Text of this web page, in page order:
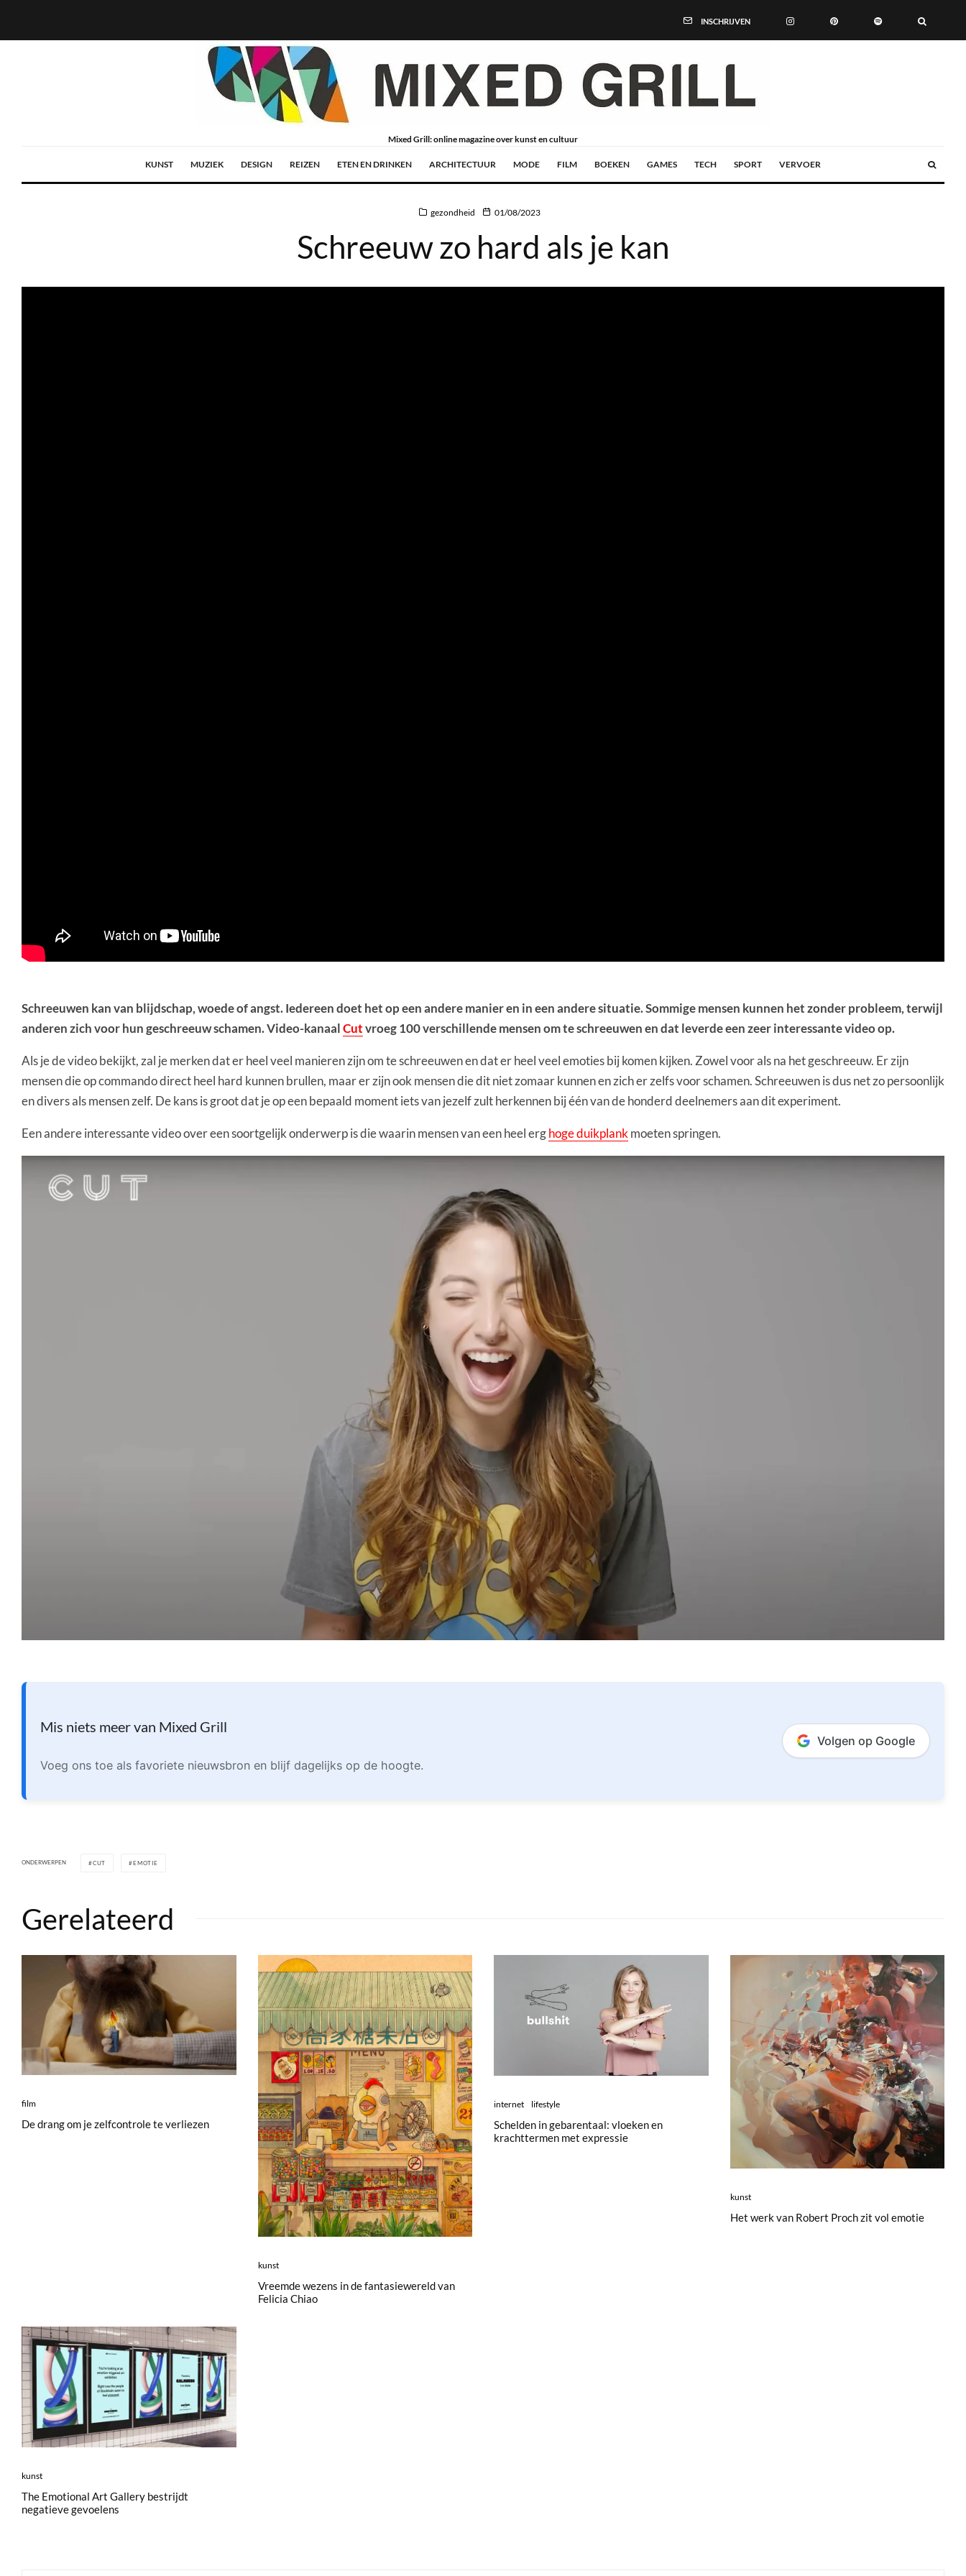
INSCHRIJVEN
Mixed Grill: online magazine over kunst en cultuur
KUNST MUZIEK DESIGN REIZEN ETEN EN DRINKEN ARCHITECTUUR MODE FILM BOEKEN GAMES TECH SPORT VERVOER
gezondheid 01/08/2023
Schreeuw zo hard als je kan
Schreeuwen kan van blijdschap, woede of angst. Iedereen doet het op een andere manier en in een andere situatie. Sommige mensen kunnen het zonder probleem, terwijl
anderen zich voor hun geschreeuw schamen. Video-kanaalCutvroeg 100 verschillende mensen om te schreeuwen en dat leverde een zeer interessante video op.
Als je de video bekijkt, zal je merken dat er heel veel manieren zijn om te schreeuwen en dat er heel veel emoties bij komen kijken. Zowel voor als na het geschreeuw. Er zijn
mensen die op commando direct heel hard kunnen brullen, maar er zijn ook mensen die dit niet zomaar kunnen en zich er zelfs voor schamen. Schreeuwen is dus net zo persoonlijk
en divers als mensen zelf. De kans is groot dat je op een bepaald moment iets van jezelf zult herkennen bij één van de honderd deelnemers aan dit experiment.
Een andere interessante video over een soortgelijk onderwerp is die waarin mensen van een heel erghoge duikplankmoeten springen.
Mis niets meer van Mixed Grill
Voeg ons toe als favoriete nieuwsbron en blijf dagelijks op de hoogte.
Volgen op Google
ONDERWERPEN CUT EMOTIE
Gerelateerd
film
De drang om je zelfcontrole te verliezen
kunst
Vreemde wezens in de fantasiewereld van
Felicia Chiao
internet lifestyle
Schelden in gebarentaal: vloeken en
krachttermen met expressie
kunst
Het werk van Robert Proch zit vol emotie
kunst
The Emotional Art Gallery bestrijdt
negatieve gevoelens